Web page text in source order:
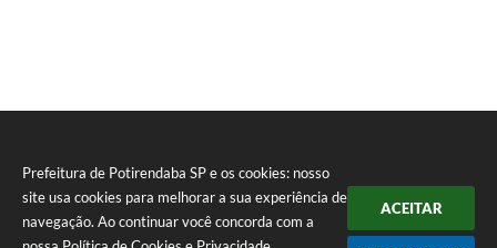
Prefeitura de Potirendaba SP e os cookies: nosso
site usa cookies para melhorar a sua experiência de
navegação. Ao continuar você concorda com a
ACEITAR